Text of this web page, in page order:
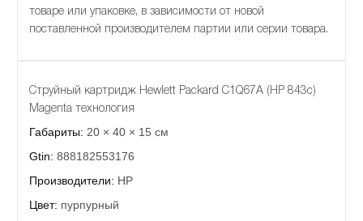
товаре или упаковке, в зависимости от новой
поставленной производителем партии или серии товара.
Струйный картридж Hewlett Packard C1Q67A (HP 843c)
Magenta технология
Габариты: 20 × 40 × 15 см
Gtin: 888182553176
Производители: HP
Цвет: пурпурный